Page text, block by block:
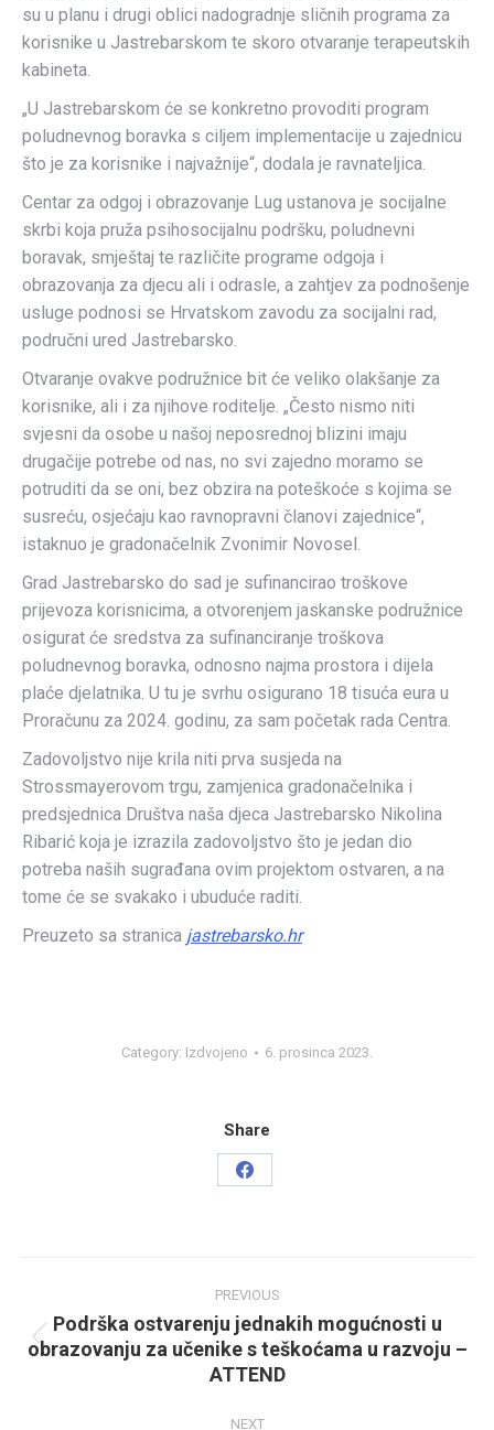
su u planu i drugi oblici nadogradnje sličnih programa za
korisnike u Jastrebarskom te skoro otvaranje terapeutskih
kabineta.
„U Jastrebarskom će se konkretno provoditi program
poludnevnog boravka s ciljem implementacije u zajednicu
što je za korisnike i najvažnije“, dodala je ravnateljica.
Centar za odgoj i obrazovanje Lug ustanova je socijalne
skrbi koja pruža psihosocijalnu podršku, poludnevni
boravak, smještaj te različite programe odgoja i
obrazovanja za djecu ali i odrasle, a zahtjev za podnošenje
usluge podnosi se Hrvatskom zavodu za socijalni rad,
područni ured Jastrebarsko.
Otvaranje ovakve podružnice bit će veliko olakšanje za
korisnike, ali i za njihove roditelje. „Često nismo niti
svjesni da osobe u našoj neposrednoj blizini imaju
drugačije potrebe od nas, no svi zajedno moramo se
potruditi da se oni, bez obzira na poteškoće s kojima se
susreću, osjećaju kao ravnopravni članovi zajednice“,
istaknuo je gradonačelnik Zvonimir Novosel.
Grad Jastrebarsko do sad je sufinancirao troškove
prijevoza korisnicima, a otvorenjem jaskanske podružnice
osigurat će sredstva za sufinanciranje troškova
poludnevnog boravka, odnosno najma prostora i dijela
plaće djelatnika. U tu je svrhu osigurano 18 tisuća eura u
Proračunu za 2024. godinu, za sam početak rada Centra.
Zadovoljstvo nije krila niti prva susjeda na
Strossmayerovom trgu, zamjenica gradonačelnika i
predsjednica Društva naša djeca Jastrebarsko Nikolina
Ribarić koja je izrazila zadovoljstvo što je jedan dio
potreba naših sugrađana ovim projektom ostvaren, a na
tome će se svakako i ubuduće raditi.
Preuzeto sa stranica jastrebarsko.hr
Category: Izdvojeno 6. prosinca 2023.
Share
Share
PREVIOUS
Previous
post:
Podrška ostvarenju jednakih mogućnosti u
obrazovanju za učenike s teškoćama u razvoju –
ATTEND
NEXT